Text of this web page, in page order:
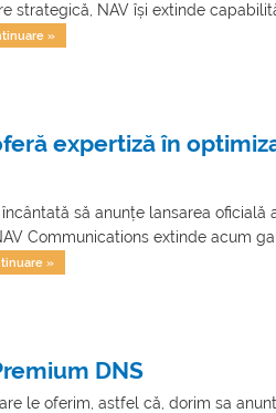
NAV își extinde
»
expertiză în
să anunțe lansarea
Communications extinde acum
»
DNS
le oferim, astfel că, dorim sa